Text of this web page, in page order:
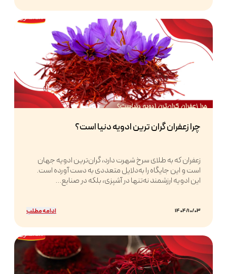
چرا زعفران گران ترین ادویه دنیا است؟
زعفران که به طلای سرخ شهرت دارد، گران‌ترین ادویه جهان
است و این جایگاه را به‌دلایل متعددی به دست آورده است.
این ادویه ارزشمند نه‌تنها در آشپزی، بلکه در صنایع...
1404/10/03 ادامه مطلب